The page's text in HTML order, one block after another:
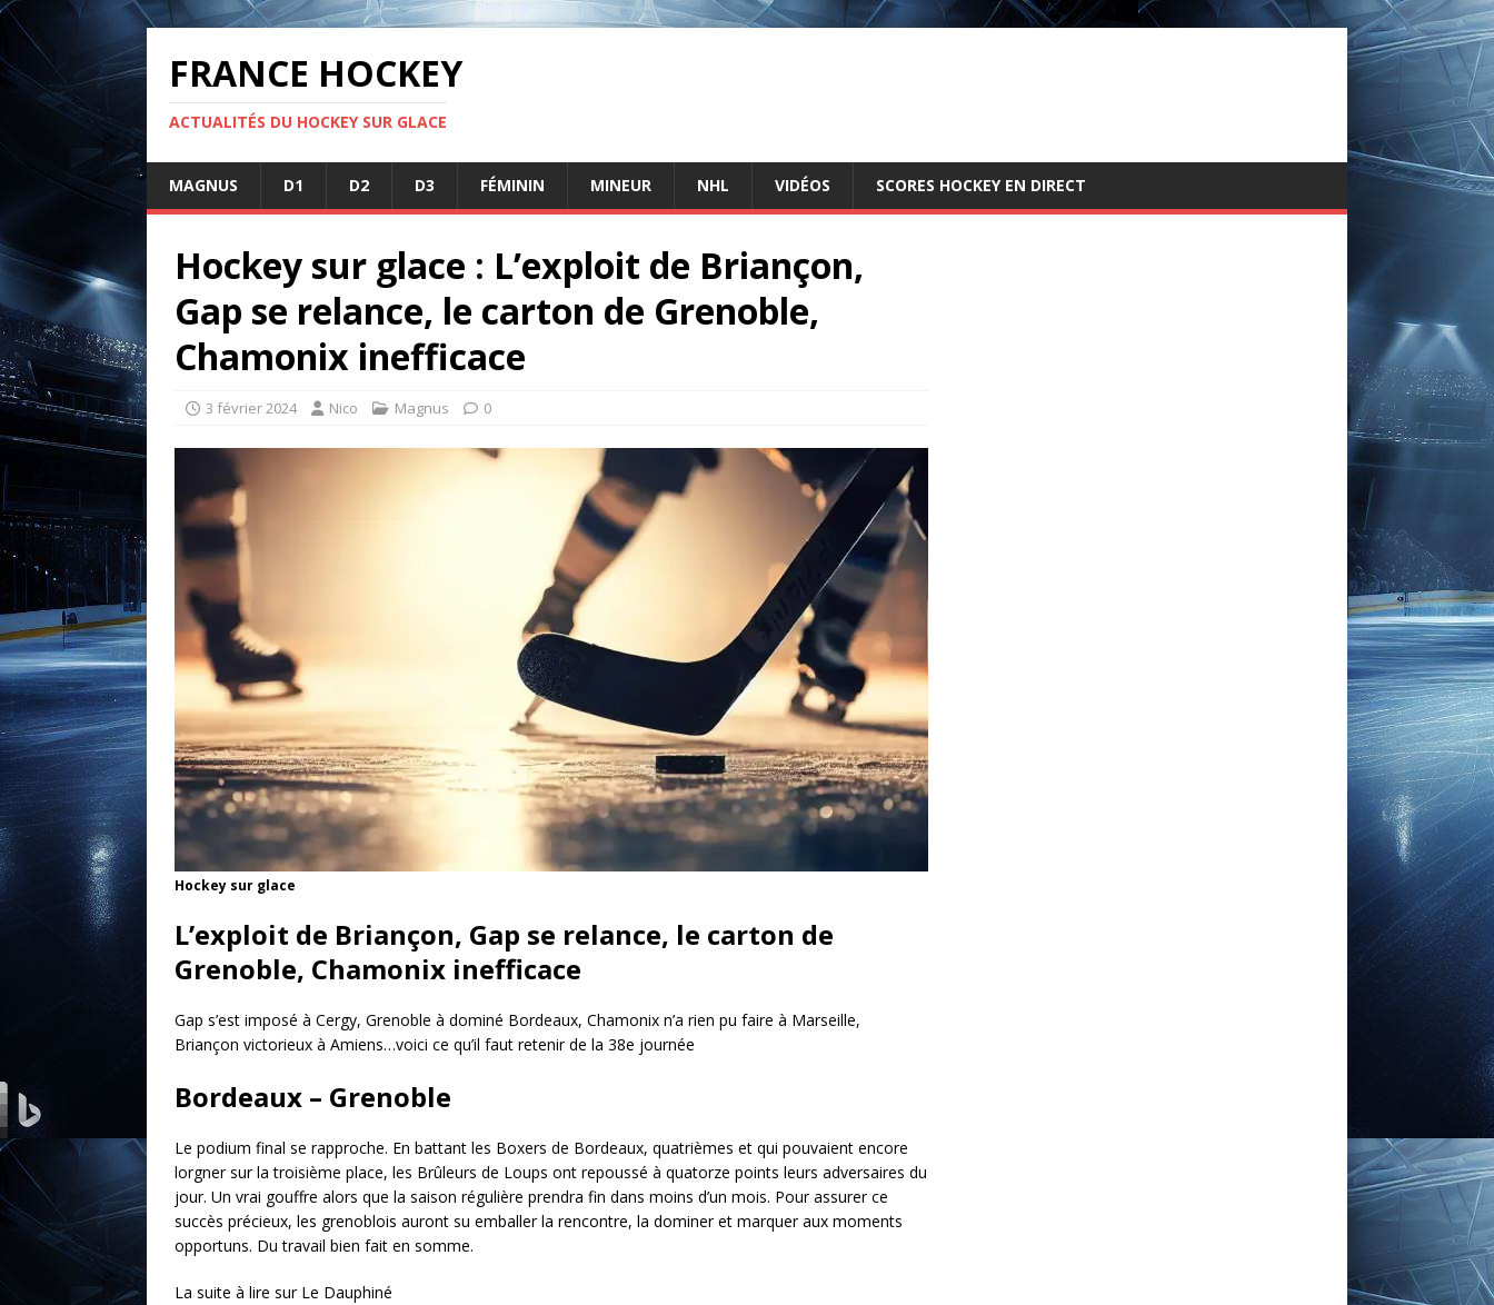
FRANCE HOCKEY
ACTUALITÉS DU HOCKEY SUR GLACE
MAGNUS D1 D2 D3 FÉMININ MINEUR NHL VIDÉOS SCORES HOCKEY EN DIRECT
Hockey sur glace : L’exploit de Briançon,
Gap se relance, le carton de Grenoble,
Chamonix inefficace
3 février 2024 Nico Magnus 0
Hockey sur glace
L’exploit de Briançon, Gap se relance, le carton de
Grenoble, Chamonix inefficace
Gap s’est imposé à Cergy, Grenoble à dominé Bordeaux, Chamonix n’a rien pu faire à Marseille,
Briançon victorieux à Amiens…voici ce qu’il faut retenir de la 38e journée
Bordeaux – Grenoble
Le podium final se rapproche. En battant les Boxers de Bordeaux, quatrièmes et qui pouvaient encore
lorgner sur la troisième place, les Brûleurs de Loups ont repoussé à quatorze points leurs adversaires du
jour. Un vrai gouffre alors que la saison régulière prendra fin dans moins d’un mois. Pour assurer ce
succès précieux, les grenoblois auront su emballer la rencontre, la dominer et marquer aux moments
opportuns. Du travail bien fait en somme.
La suite à lire sur Le Dauphiné